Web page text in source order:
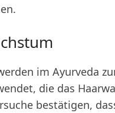
im Ayurveda
die das
bestätigen,